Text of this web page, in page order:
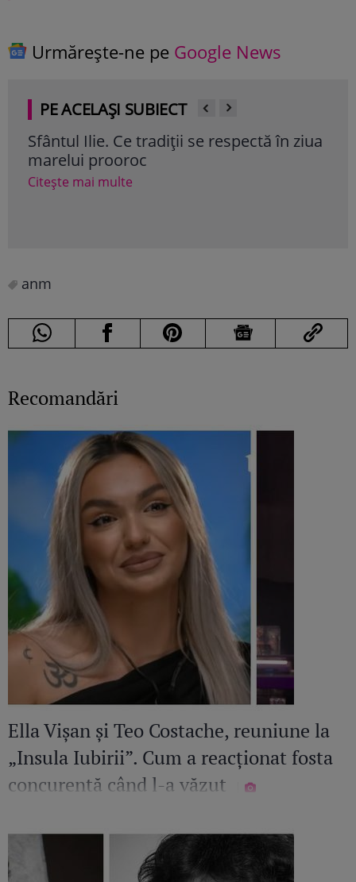
Urmărește-ne pe Google News
PE ACELAȘI SUBIECT
Sfântul Ilie. Ce tradiții se respectă în ziua
marelui prooroc
Citește mai multe
anm
Recomandări
Ella Vișan și Teo Costache, reuniune la
„Insula Iubirii”. Cum a reacționat fosta
concurentă când l-a văzut